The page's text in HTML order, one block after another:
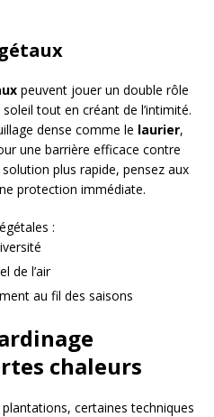
peuvent jouer un double rôle
tout en créant de l’intimité.
dense comme le laurier,
une barrière efficace contre
plus rapide, pensez aux
protection immédiate.
:
de l’air
au fil des saisons
chaleurs
certaines techniques